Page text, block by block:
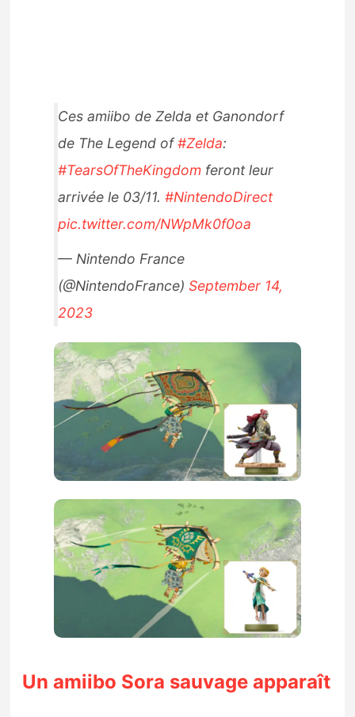
Ces amiibo de Zelda et Ganondorf
de The Legend of#Zelda:
#TearsOfTheKingdom feront leur
arrivée le 03/11.#NintendoDirect
pic.twitter.com/NWpMk0f0oa
— Nintendo France
(@NintendoFrance)September 14,
2023
Un amiibo Sora sauvage apparaît